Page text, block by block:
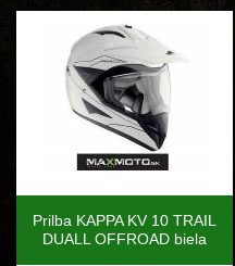
Prilba KAPPA KV 10 TRAIL
DUALL OFFROAD biela